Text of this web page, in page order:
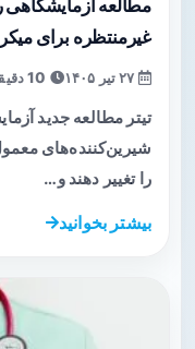
غیرمنتظره برای
تیتر مطالعه جدید
شیرین‌کننده‌های
را تغییر دهند و…
بیشتر بخوانید